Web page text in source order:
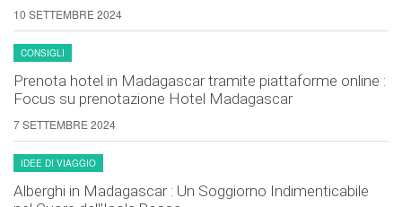
10 SETTEMBRE 2024
CONSIGLI
Prenota hotel in Madagascar tramite piattaforme online :
Focus su prenotazione Hotel Madagascar
7 SETTEMBRE 2024
IDEE DI VIAGGIO
Alberghi in Madagascar : Un Soggiorno Indimenticabile